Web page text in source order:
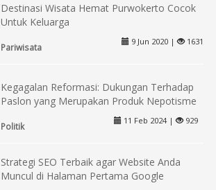
Destinasi Wisata Hemat Purwokerto Cocok
Untuk Keluarga
Pariwisata
9 Jun 2020 | 1631
Kegagalan Reformasi: Dukungan Terhadap
Paslon yang Merupakan Produk Nepotisme
Politik
11 Feb 2024 | 929
Strategi SEO Terbaik agar Website Anda
Muncul di Halaman Pertama Google